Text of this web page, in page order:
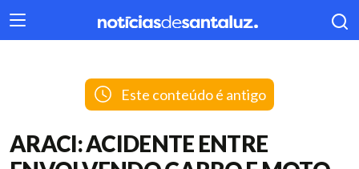
404
Este conteúdo é antigo
ARACI: ACIDENTE ENTRE